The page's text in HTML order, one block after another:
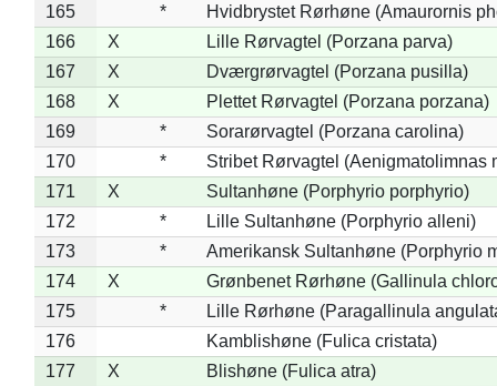
165
*
Hvidbrystet Rørhøne (Amaurornis
166
X
Lille Rørvagtel (Porzana parva)
167
X
Dværgrørvagtel (Porzana pusilla)
168
X
Plettet Rørvagtel (Porzana porzana)
169
*
Sorarørvagtel (Porzana carolina)
170
*
Stribet Rørvagtel (Aenigmatolimnas
171
X
Sultanhøne (Porphyrio porphyrio)
172
*
Lille Sultanhøne (Porphyrio alleni)
173
*
Amerikansk Sultanhøne (Porphyrio
174
X
Grønbenet Rørhøne (Gallinula
175
*
Lille Rørhøne (Paragallinula
176
Kamblishøne (Fulica cristata)
177
X
Blishøne (Fulica atra)